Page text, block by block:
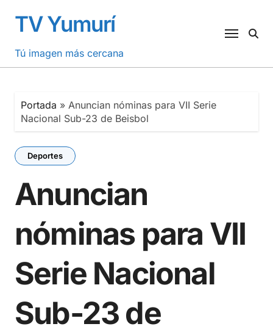
contenido
TV Yumurí
Tú imagen más cercana
Portada » Anuncian nóminas para VII Serie
Nacional Sub-23 de Beisbol
Deportes
Anuncian
nóminas para VII
Serie Nacional
Sub-23 de